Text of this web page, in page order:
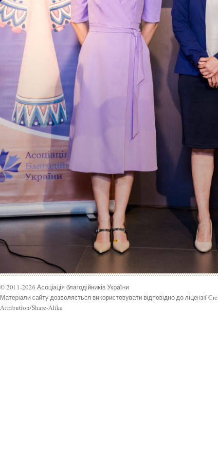
© 2011-2026 Асоціація благодійників України
Матеріали сайту дозволяється використовувати відповідно до ліцензії
Attribution/Share-Alike